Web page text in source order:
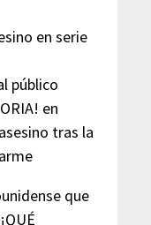
en serie
público
en
tras la
que